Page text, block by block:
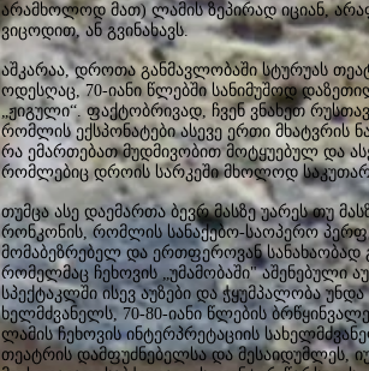
არამხოლოდ მათ) ლამის ზეპირად იციან,
ვიცოდით, ან გვინახავს.
აშკარაა, დროთა განმავლობაში სტურუას
ოდესღაც, 70-იანი წლებში სანიმუშოდ
„ჟიგული“. ფაქტობრივად, ჩვენ ვნახეთ
რომლის ექსპონატები ასევე ერთი მხატვრის
რა ემართებათ მუდმივობით მოტყუებულ და
რომლებიც დროის სარკეში მხოლოდ საკუთარ
თუმცა ასე დაემართა ბევრ მასზე უარეს თუ
რონკონის, რომლის სანაქებო-საოპერო
მომაბეზრებელ და ერთფეროვან
რომელმაც ჩეხოვის „უმამობაში" აშენებული
სპექტაკლში ისევ აუზები და ჭყუმპალობა
ხელმძვანელს, 70-80-იანი წლების
ლამის ჩეხოვის ინტერპრეტაციის
თეატრის დამფუძნებელსა და მესაიდუმლეს,